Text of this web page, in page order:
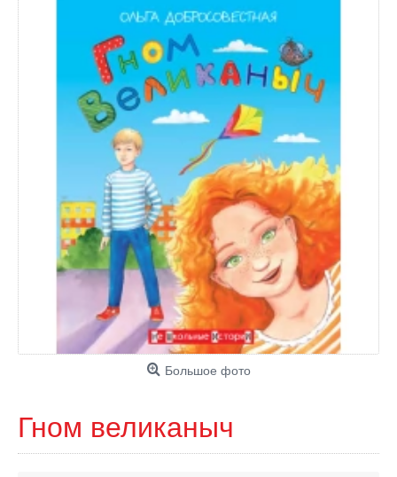
Большое фото
Гном великаныч